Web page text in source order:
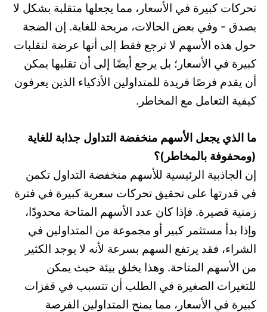
تحركات كبيرة في الأسعار، مما يجعلها متقلبة بشكل لا
يصدق - وفي بعض الحالات، مربحة للغاية. إن الضجة
حول هذه الأسهم لا ترجع فقط إلى أنها عرضة لتقلبات
كبيرة في الأسعار؛ بل يرجع أيضًا إلى أن تقلبها يمكن
أن يقدم فرصًا فريدة للمتداولين الأذكياء الذين يعرفون
كيفية التعامل مع المخاطر.
ما الذي يجعل الأسهم منخفضة التداول جذابة للغاية
(ومحفوفة بالمخاطر)؟
إن الجاذبية الرئيسية للأسهم منخفضة التداول تكمن
في قدرتها على تحقيق تحركات سعرية كبيرة في فترة
زمنية قصيرة. فإذا كان عدد الأسهم المتاحة محدودًا،
وإذا بدأ مستثمر كبير أو مجموعة من المتداولين في
الشراء، فقد يرتفع السهم بسرعة لأنه لا يوجد الكثير
من الأسهم المتاحة. وهذا يخلق بيئة حيث يمكن
للتغيرات الصغيرة في الطلب أن تتسبب في قفزات
كبيرة في الأسعار، مما يمنح المتداولين الفرصة